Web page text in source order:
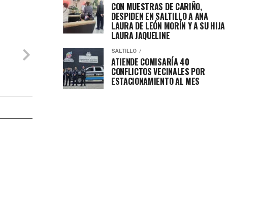
CON MUESTRAS DE CARIÑO,
DESPIDEN EN SALTILLO A ANA
LAURA DE LEÓN MORÍN Y A SU HIJA
LAURA JAQUELINE
SALTILLO
ATIENDE COMISARÍA 40
CONFLICTOS VECINALES POR
ESTACIONAMIENTO AL MES